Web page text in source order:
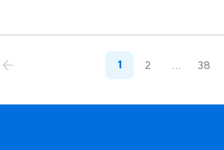
1 2 … 38